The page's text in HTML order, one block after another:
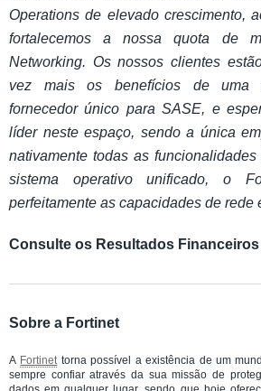
Operations de elevado crescimento,
fortalecemos a nossa quota de
Networking. Os nossos clientes
vez mais os benefícios de uma
fornecedor único para SASE, e
líder neste espaço, sendo a única
nativamente todas as
sistema operativo unificado, o
perfeitamente as capacidades de rede
Consulte os Resultados Financeiros
Sobre a Fortinet
A Fortinet torna possível a existência de um
sempre confiar através da sua missão de